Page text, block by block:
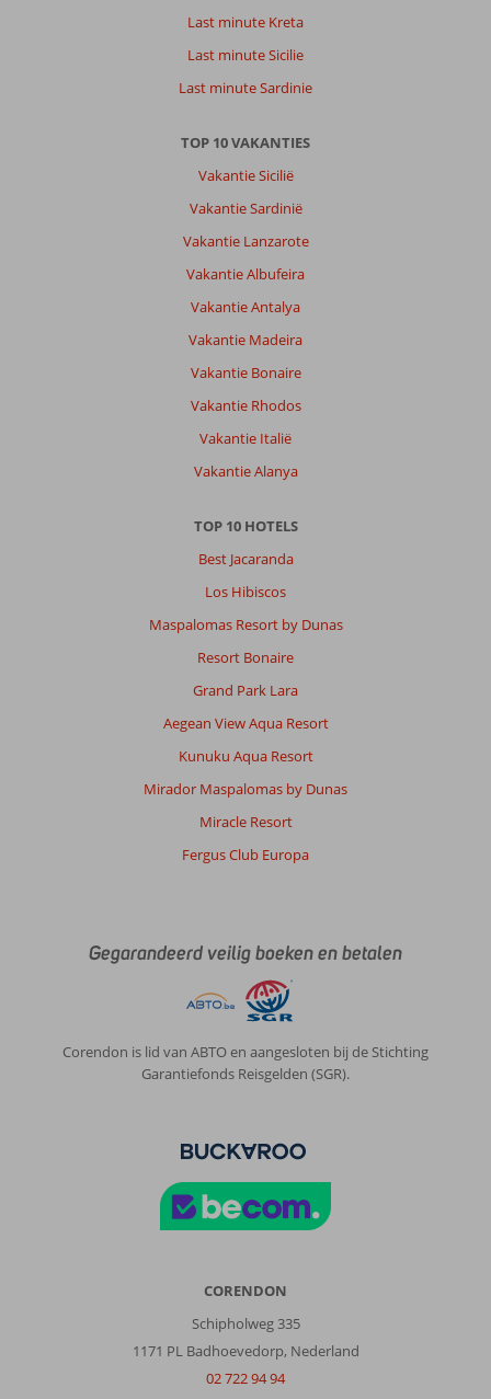
Last minute Kreta
Last minute Sicilie
Last minute Sardinie
TOP 10 VAKANTIES
Vakantie Sicilië
Vakantie Sardinië
Vakantie Lanzarote
Vakantie Albufeira
Vakantie Antalya
Vakantie Madeira
Vakantie Bonaire
Vakantie Rhodos
Vakantie Italië
Vakantie Alanya
TOP 10 HOTELS
Best Jacaranda
Los Hibiscos
Maspalomas Resort by Dunas
Resort Bonaire
Grand Park Lara
Aegean View Aqua Resort
Kunuku Aqua Resort
Mirador Maspalomas by Dunas
Miracle Resort
Fergus Club Europa
Gegarandeerd veilig boeken en betalen
Corendon is lid van ABTO en aangesloten bij de Stichting
Garantiefonds Reisgelden (SGR).
CORENDON
Schipholweg 335
1171 PL Badhoevedorp, Nederland
02 722 94 94